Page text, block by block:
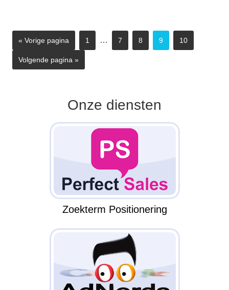
« Vorige pagina 1 … 7 8 9 10
Volgende pagina »
Onze diensten
Zoekterm Positionering